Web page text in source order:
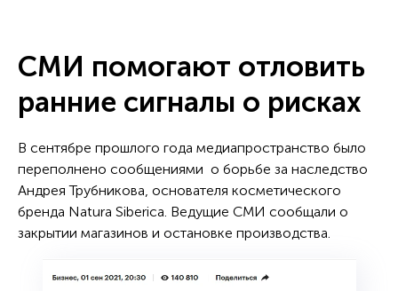
СМИ помогают отловить
ранние сигналы о рисках
В сентябре прошлого года медиапространство было
переполнено сообщениями о борьбе за наследство
Андрея Трубникова, основателя косметического
бренда Natura Siberica. Ведущие СМИ сообщали о
закрытии магазинов и остановке производства.